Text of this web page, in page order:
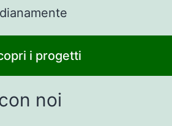
i progetti
noi